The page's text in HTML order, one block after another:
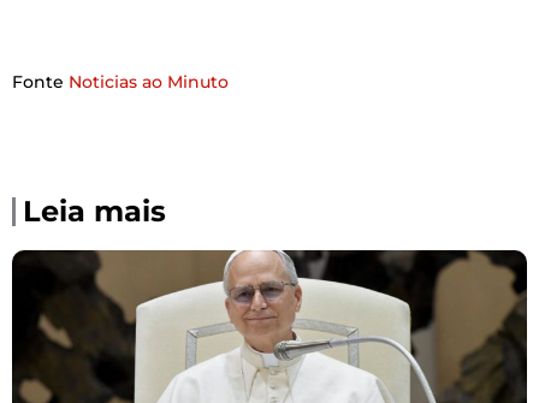
Fonte Noticias ao Minuto
Leia mais